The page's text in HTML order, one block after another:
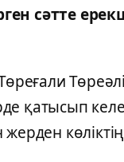
сәтте
Төреғали
қатысып